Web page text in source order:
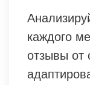
каждого
отзывы от